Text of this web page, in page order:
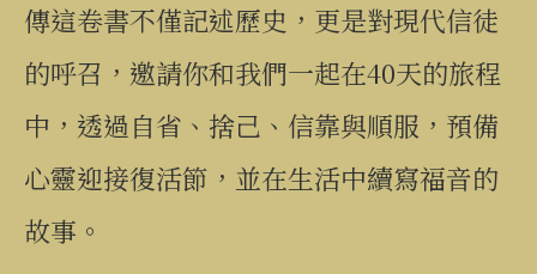
傳這卷書不僅記述歷史，更是對現代信徒
的呼召，邀請你和我們一起在40天的旅程
中，透過自省、捨己、信靠與順服，預備
心靈迎接復活節，並在生活中續寫福音的
故事。